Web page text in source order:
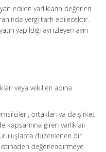
edilen varlıkların değerleri
vergi tarh edilecektir.
yapıldığı ayı izleyen ayın
veya vekilleri adına
ortakları ya da şirket
kapsamına giren varlıkları
düzenlenen bir
değerlendirmeye